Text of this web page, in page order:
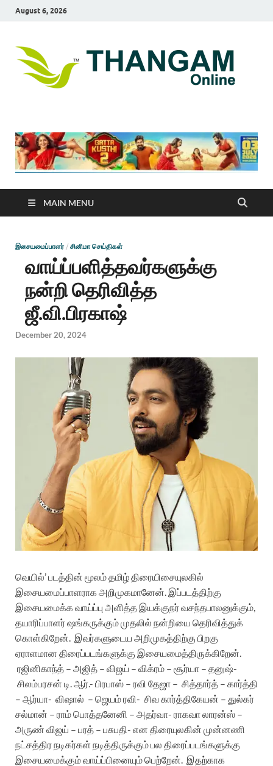
August 6, 2026
MAIN MENU
இசையமைப்பாளர் / சினிமா செய்திகள்
வாய்ப்பளித்தவர்களுக்கு
நன்றி தெரிவித்த
ஜீ.வி.பிரகாஷ்
December 20, 2024
வெயில்’ படத்தின் மூலம் தமிழ் திரையிசையுலகில்
இசையமைப்பாளராக அறிமுகமானேன். இப்படத்திற்கு
இசையமைக்க வாய்ப்பு அளித்த இயக்குநர் வசந்தபாலனுக்கும்,
தயாரிப்பாளர் ஷங்கருக்கும் முதலில் நன்றியை தெரிவித்துக்
கொள்கிறேன். இவர்களுடைய அறிமுகத்திற்கு பிறகு
ஏராளமான திரைப்படங்களுக்கு இசையமைத்திருக்கிறேன்.
ரஜினிகாந்த் – அஜித் – விஜய் – விக்ரம் – சூர்யா – தனுஷ்-
சிலம்பரசன் டி. ஆர்.- பிரபாஸ் – ரவி தேஜா – சித்தார்த் – கார்த்தி
– ஆர்யா- விஷால் – ஜெயம் ரவி- சிவ கார்த்திகேயன் – துல்கர்
சல்மான் – ராம் பொத்தனேனி – அதர்வா- ராகவா லாரன்ஸ் –
அருண் விஜய் – பரத் – பசுபதி- என திரையுலகின் முன்னணி
நட்சத்திர நடிகர்கள் நடித்திருக்கும் பல திரைப்படங்களுக்கு
இசையமைக்கும் வாய்ப்பினையும் பெற்றேன். இதற்காக